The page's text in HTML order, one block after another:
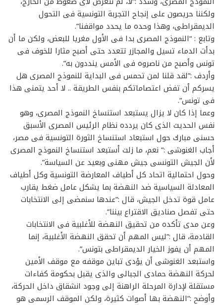
ولكننا حريصون على إنجاح التجربة التونسية فى التحول
الديمقراطى، وهذا وحده ما يحدد مواقفنا”.
وتابع : “النموذج المصرى بدا فى الأول مغريا للبعض، ولكن ما أن
بدأت الدماء تسيل والمجازر تتعدد حتى أصبح مثارا للخوف فى
تونس وأصبح من ناصروه فى الأمس ينددون به”.
وأردف :”لقد قلنا لمن تحمس فى البداية للنموذج المصرى هل
يسركم أن تفض اعتصاماتكم بنفس الطريقة .. لا أحد يتمنى هذا
فى تونس”.
وعما إذا كان لا يزال يستبعد استنساخ النموذج المصرى، وهو
نفس الحديث الذى كان يردده نظام الرئيس المصرى الأسبق
حسنى مبارك حول استبعاد استنساخ الثورة التونسية فى مصر،
أجاب الغنوشى :” نعم، ما زلت أستبعد استنساخ النموذج المصرى
لأن الجيش التونسى جيش مهنى وبعيد عن السياسة”.
وحول احتمالية اتحاد كل أطياف المعارضة التونسية وكل أطياف
المعادلة السياسية ضد النهضة بما يشكل عامل ضغط يقارب
عامل قوة تدخل الجيش، قال :”عندها سنمضى إلى الانتخابات
حتى تفصل صناديق الاقتراع بيننا”.
وعن مدى تأكده من تحقيق النهضة للأغلبية فى الانتخابات
القادمة، قال :”ليس المهم أن تحقق النهضة الأغلبية، إنما
المهم أن يفوز الخيار الديمقراطى بتونس”.
واستبعد الغنوشى أن يؤدى تباين موقفه مع موقف الأمين
لحركة النهضة حمادى الجبالى والذى يقبل بحكومة كفاءات
مستقلة لإدارة المرحلة الراهنة إلى وجود انشقاق داخل الحركة،
وأوضح :”النهضة بها أصوات كثيرة، ولكن الموقف الرسمى هو